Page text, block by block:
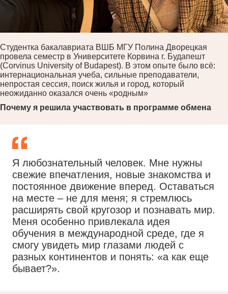
Студентка бакалавриата ВШБ МГУ Полина Дворецкая
провела семестр в Университете Корвина г. Будапешт
(Corvinus University of Budapest). В этом опыте было всё:
интернациональная учеба, сильные преподаватели,
непростая сессия, поиск жилья и город, который
неожиданно оказался очень «родным»
Почему я решила участвовать в программе обмена
Я любознательный человек. Мне нужны
свежие впечатления, новые знакомства и
постоянное движение вперед. Оставаться
на месте – не для меня; я стремлюсь
расширять свой кругозор и познавать мир.
Меня особенно привлекала идея
обучения в международной среде, где я
смогу увидеть мир глазами людей с
разных континентов и понять: «а как еще
бывает?».